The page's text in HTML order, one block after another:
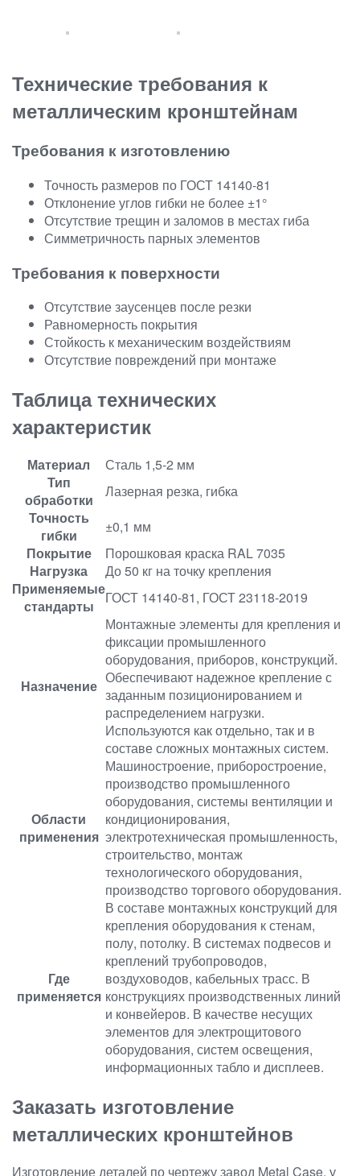
Технические требования к
металлическим кронштейнам
Требования к изготовлению
Точность размеров по ГОСТ 14140-81
Отклонение углов гибки не более ±1°
Отсутствие трещин и заломов в местах гиба
Симметричность парных элементов
Требования к поверхности
Отсутствие заусенцев после резки
Равномерность покрытия
Стойкость к механическим воздействиям
Отсутствие повреждений при монтаже
Таблица технических
характеристик
Материал
Сталь 1,5-2 мм
Тип
обработки
Лазерная резка, гибка
Точность
гибки
±0,1 мм
Покрытие
Порошковая краска RAL 7035
Нагрузка
До 50 кг на точку крепления
Применяемые
стандарты
ГОСТ 14140-81, ГОСТ 23118-2019
Назначение
Монтажные элементы для крепления и
фиксации промышленного
оборудования, приборов, конструкций.
Обеспечивают надежное крепление с
заданным позиционированием и
распределением нагрузки.
Используются как отдельно, так и в
составе сложных монтажных систем.
Области
применения
Машиностроение, приборостроение,
производство промышленного
оборудования, системы вентиляции и
кондиционирования,
электротехническая промышленность,
строительство, монтаж
технологического оборудования,
производство торгового оборудования.
Где
применяется
В составе монтажных конструкций для
крепления оборудования к стенам,
полу, потолку. В системах подвесов и
креплений трубопроводов,
воздуховодов, кабельных трасс. В
конструкциях производственных линий
и конвейеров. В качестве несущих
элементов для электрощитового
оборудования, систем освещения,
информационных табло и дисплеев.
Заказать изготовление
металлических кронштейнов
Изготовление деталей по чертежу завод Metal Case, у